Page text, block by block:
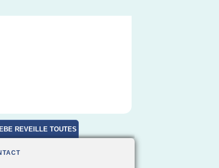
REVEILLE TOUTES